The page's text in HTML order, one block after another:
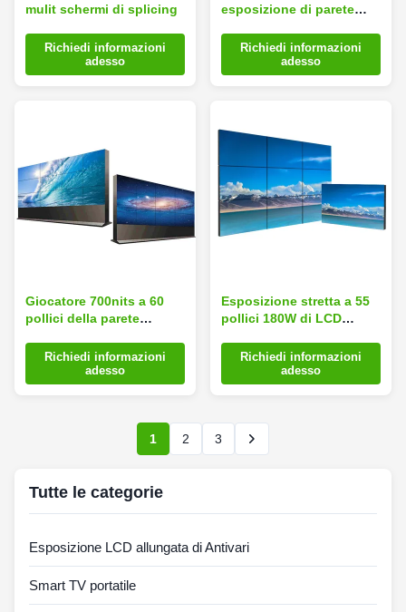
mulit schermi di splicing
Richiedi informazioni
adesso
esposizione di parete
contrassegno di Digital
l'aeroporto/hotel
Richiedi informazioni
adesso
Giocatore 700nits a 60
pollici della parete
liquidi dell'incastonatura
stretta 1.5mm di SECAM
video
Richiedi informazioni
adesso
Esposizione stretta a 55
pollici 180W di LCD
1920×1080 di 500cd/m
Richiedi informazioni
adesso
1 2 3
Tutte le categorie
Esposizione LCD allungata di Antivari
Smart TV portatile